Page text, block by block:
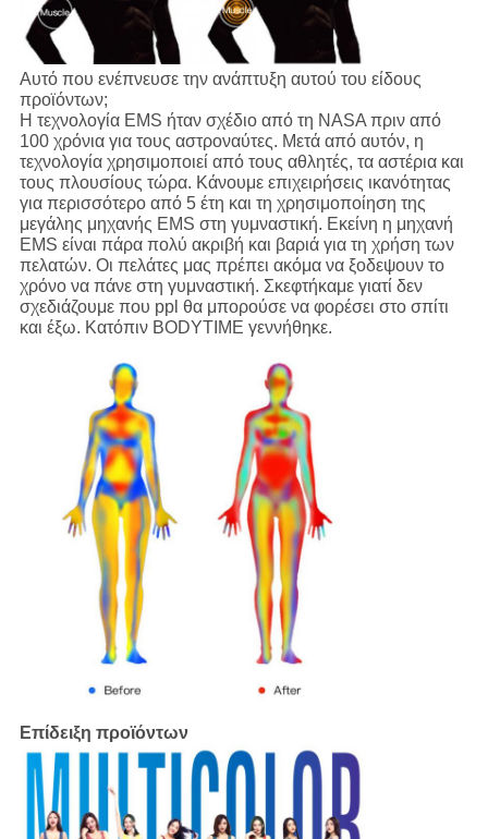
Αυτό που ενέπνευσε την ανάπτυξη αυτού του είδους
προϊόντων;
Η τεχνολογία EMS ήταν σχέδιο από τη NASA πριν από
100 χρόνια για τους αστροναύτες. Μετά από αυτόν, η
τεχνολογία χρησιμοποιεί από τους αθλητές, τα αστέρια και
τους πλουσίους τώρα. Κάνουμε επιχειρήσεις ικανότητας
για περισσότερο από 5 έτη και τη χρησιμοποίηση της
μεγάλης μηχανής EMS στη γυμναστική. Εκείνη η μηχανή
EMS είναι πάρα πολύ ακριβή και βαριά για τη χρήση των
πελατών. Οι πελάτες μας πρέπει ακόμα να ξοδεψουν το
χρόνο να πάνε στη γυμναστική. Σκεφτήκαμε γιατί δεν
σχεδιάζουμε που ppl θα μπορούσε να φορέσει στο σπίτι
και έξω. Κατόπιν BODYTIME γεννήθηκε.
Επίδειξη προϊόντων